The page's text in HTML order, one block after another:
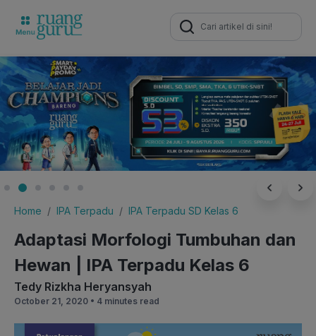
Search
for:
Home IPA Terpadu IPA Terpadu SD Kelas 6
Adaptasi Morfologi Tumbuhan dan
Hewan | IPA Terpadu Kelas 6
Tedy Rizkha Heryansyah
October 21, 2020 • 4 minutes read